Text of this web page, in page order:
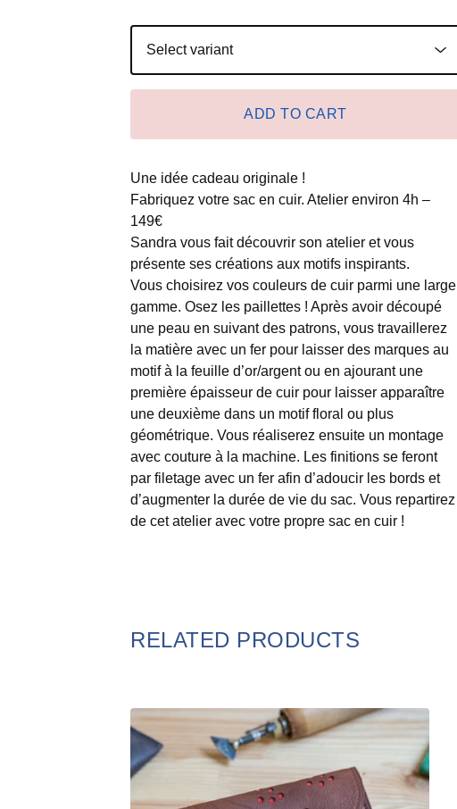
ADD TO CART
Une idée cadeau originale !
Fabriquez votre sac en cuir. Atelier environ 4h –
149€
Sandra vous fait découvrir son atelier et vous
présente ses créations aux motifs inspirants.
Vous choisirez vos couleurs de cuir parmi une large
gamme. Osez les paillettes ! Après avoir découpé
une peau en suivant des patrons, vous travaillerez
la matière avec un fer pour laisser des marques au
motif à la feuille d’or/argent ou en ajourant une
première épaisseur de cuir pour laisser apparaître
une deuxième dans un motif floral ou plus
géométrique. Vous réaliserez ensuite un montage
avec couture à la machine. Les finitions se feront
par filetage avec un fer afin d’adoucir les bords et
d’augmenter la durée de vie du sac. Vous repartirez
de cet atelier avec votre propre sac en cuir !
RELATED PRODUCTS